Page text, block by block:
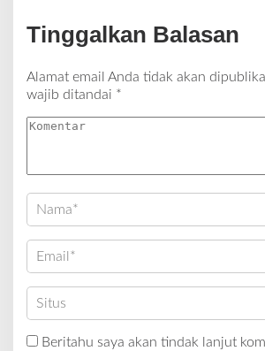
Tinggalkan Balasan
Alamat email Anda tidak akan
wajib ditandai *
Beritahu saya akan tindak lanjut